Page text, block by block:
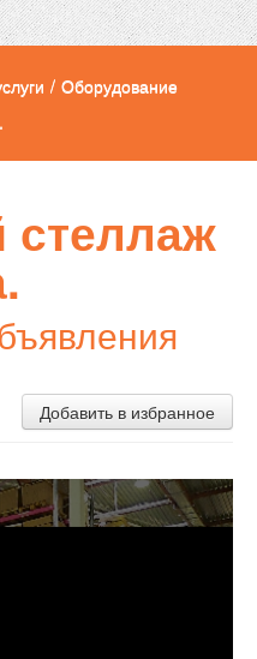
/ Оборудование
Добавить в избранное